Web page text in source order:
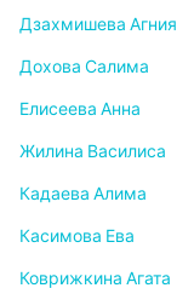
Дзахмишева Агния
Дохова Салима
Елисеева Анна
Жилина Василиса
Кадаева Алима
Касимова Ева
Коврижкина Агата